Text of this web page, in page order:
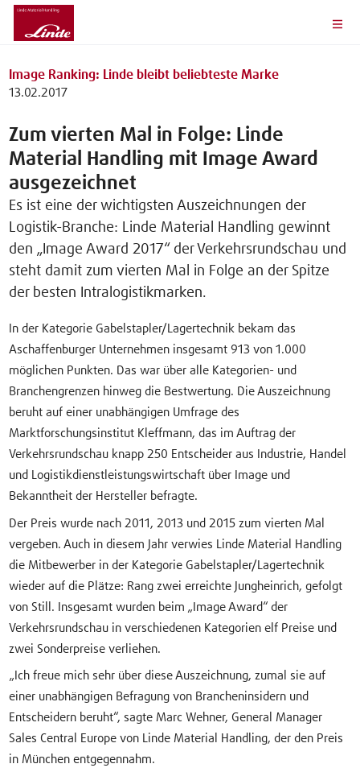
Image Ranking: Linde bleibt beliebteste Marke
13.02.2017
Zum vierten Mal in Folge: Linde
Material Handling mit Image Award
ausgezeichnet
Es ist eine der wichtigsten Auszeichnungen der
Logistik-Branche: Linde Material Handling gewinnt
den „Image Award 2017“ der Verkehrsrundschau und
steht damit zum vierten Mal in Folge an der Spitze
der besten Intralogistikmarken.
In der Kategorie Gabelstapler/Lagertechnik bekam das
Aschaffenburger Unternehmen insgesamt 913 von 1.000
möglichen Punkten. Das war über alle Kategorien- und
Branchengrenzen hinweg die Bestwertung. Die Auszeichnung
beruht auf einer unabhängigen Umfrage des
Marktforschungsinstitut Kleffmann, das im Auftrag der
Verkehrsrundschau knapp 250 Entscheider aus Industrie, Handel
und Logistikdienstleistungswirtschaft über Image und
Bekanntheit der Hersteller befragte.
Der Preis wurde nach 2011, 2013 und 2015 zum vierten Mal
vergeben. Auch in diesem Jahr verwies Linde Material Handling
die Mitbewerber in der Kategorie Gabelstapler/Lagertechnik
wieder auf die Plätze: Rang zwei erreichte Jungheinrich, gefolgt
von Still. Insgesamt wurden beim „Image Award“ der
Verkehrsrundschau in verschiedenen Kategorien elf Preise und
zwei Sonderpreise verliehen.
„Ich freue mich sehr über diese Auszeichnung, zumal sie auf
einer unabhängigen Befragung von Brancheninsidern und
Entscheidern beruht“, sagte Marc Wehner, General Manager
Sales Central Europe von Linde Material Handling, der den Preis
in München entgegennahm.